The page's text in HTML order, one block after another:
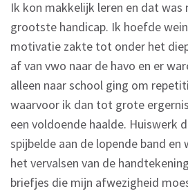
Ik kon makkelijk leren en dat was
grootste handicap. Ik hoefde
motivatie zakte tot onder het
af van vwo naar de havo en er
alleen naar school ging om
waarvoor ik dan tot grote
een voldoende haalde. Huiswerk
spijbelde aan de lopende band en
het vervalsen van de
briefjes die mijn afwezigheid